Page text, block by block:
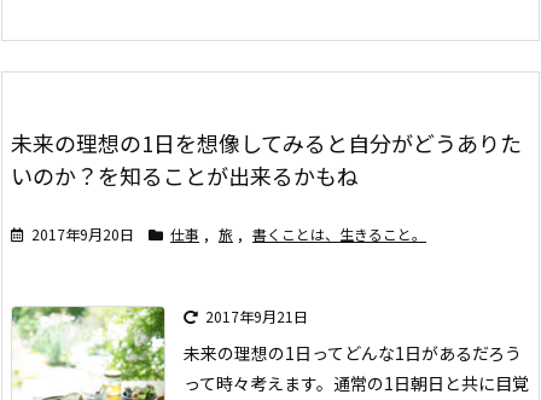
未来の理想の1日を想像してみると自分がどうありた
いのか？を知ることが出来るかもね
2017年9月20日 仕事 , 旅 , 書くことは、生きること。
2017年9月21日
未来の理想の1日ってどんな1日があるだろう
って時々考えます。 通常の1日朝日と共に目覚